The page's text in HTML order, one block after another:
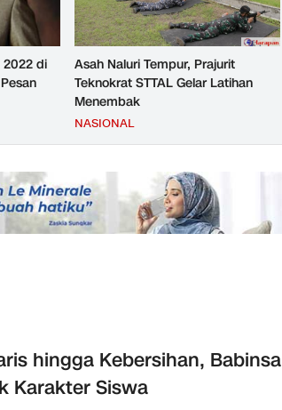
2022 di
Asah Naluri Tempur, Prajurit
Teknokrat STTAL Gelar Latihan
Menembak
NASIONAL
hingga Kebersihan, Babinsa
Karakter Siswa